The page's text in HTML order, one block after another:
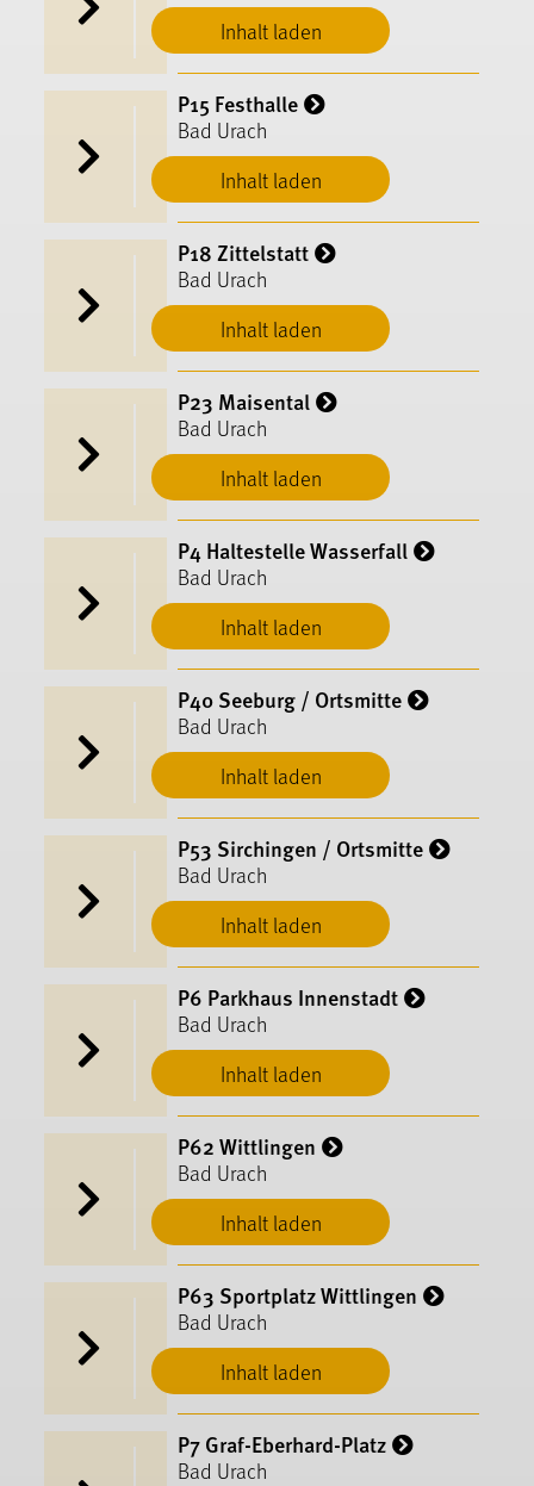
Inhalt laden
Inhalt laden
P15 Festhalle
Bad Urach
Inhalt laden
P18 Zittelstatt
Bad Urach
Inhalt laden
P23 Maisental
Bad Urach
Inhalt laden
P4 Haltestelle Wasserfall
Bad Urach
Inhalt laden
P40 Seeburg / Ortsmitte
Bad Urach
Inhalt laden
P53 Sirchingen / Ortsmitte
Bad Urach
Inhalt laden
P6 Parkhaus Innenstadt
Bad Urach
Inhalt laden
P62 Wittlingen
Bad Urach
Inhalt laden
P63 Sportplatz Wittlingen
Bad Urach
P7 Graf-Eberhard-Platz
Bad Urach